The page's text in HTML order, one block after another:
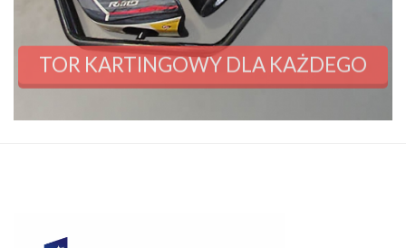
TOR KARTINGOWY DLA KAŻDEGO